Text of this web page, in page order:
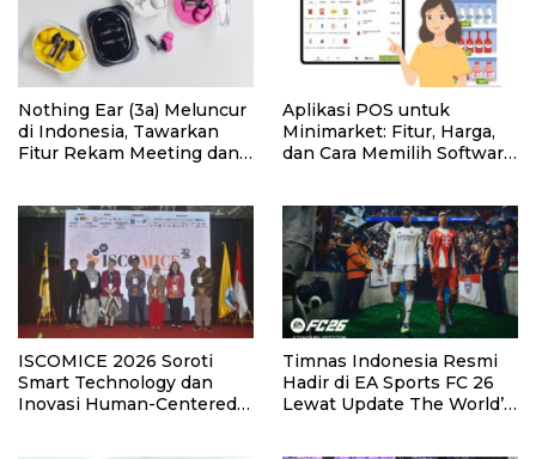
Nothing Ear (3a) Meluncur
di Indonesia, Tawarkan
Fitur Rekam Meeting dan
Aplikasi POS untuk
Minimarket: Fitur, Harga,
dan Cara Memilih Software
ISCOMICE 2026 Soroti
Smart Technology dan
Inovasi Human-Centered
Timnas Indonesia Resmi
Hadir di EA Sports FC 26
Lewat Update The World’s